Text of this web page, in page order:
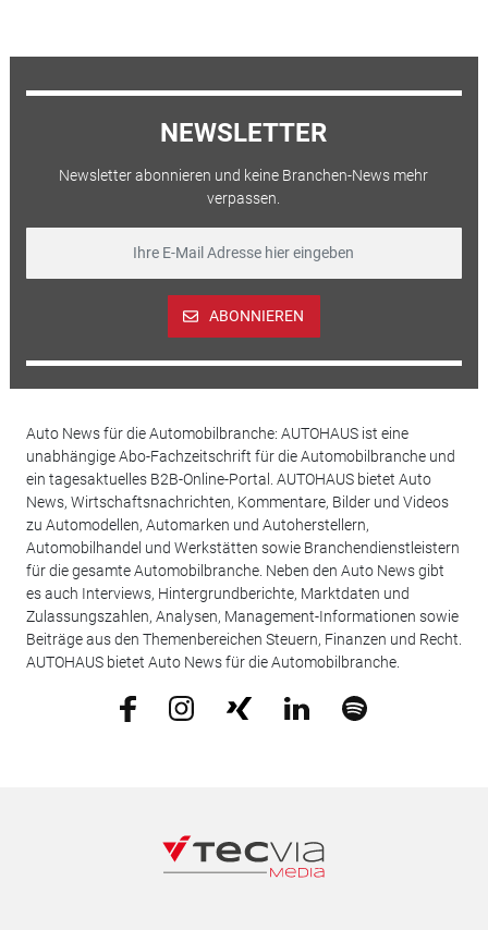
NEWSLETTER
Newsletter abonnieren und keine Branchen-News mehr
verpassen.
ABONNIEREN
Auto News für die Automobilbranche: AUTOHAUS ist eine
unabhängige Abo-Fachzeitschrift für die Automobilbranche und
ein tagesaktuelles B2B-Online-Portal. AUTOHAUS bietet Auto
News, Wirtschaftsnachrichten, Kommentare, Bilder und Videos
zu Automodellen, Automarken und Autoherstellern,
Automobilhandel und Werkstätten sowie Branchendienstleistern
für die gesamte Automobilbranche. Neben den Auto News gibt
es auch Interviews, Hintergrundberichte, Marktdaten und
Zulassungszahlen, Analysen, Management-Informationen sowie
Beiträge aus den Themenbereichen Steuern, Finanzen und Recht.
AUTOHAUS bietet Auto News für die Automobilbranche.